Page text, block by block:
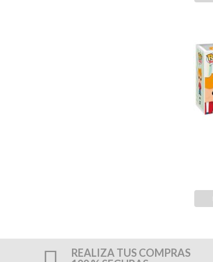
REALIZA TUS COMPRAS